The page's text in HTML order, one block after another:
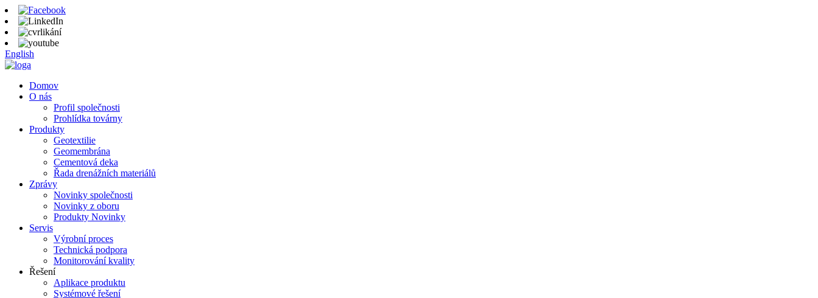
English
Domov
O nás
Profil společnosti
Prohlídka továrny
Produkty
Geotextilie
Geomembrána
Cementová deka
Řada drenážních materiálů
Zprávy
Novinky společnosti
Novinky z oboru
Produkty Novinky
Servis
Výrobní proces
Technická podpora
Monitorování kvality
Řešení
Aplikace produktu
Systémové řešení